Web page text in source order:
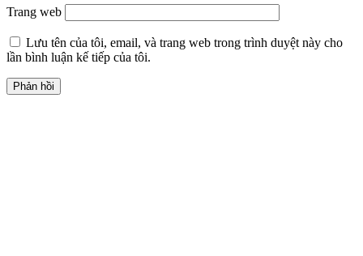
Trang web
Lưu tên của tôi, email, và trang web trong trình duyệt này cho
lần bình luận kế tiếp của tôi.